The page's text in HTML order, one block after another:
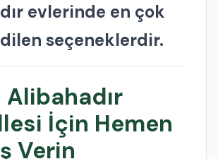
evlerinde en çok
seçeneklerdir.
Alibahadır
İçin Hemen
Verin